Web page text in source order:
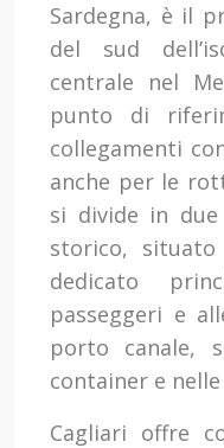
Sardegna, è il
del sud
centrale nel
punto di
collegamenti
anche per le
si divide in
storico,
dedicato
passeggeri e
porto canale,
container e
Cagliari offre